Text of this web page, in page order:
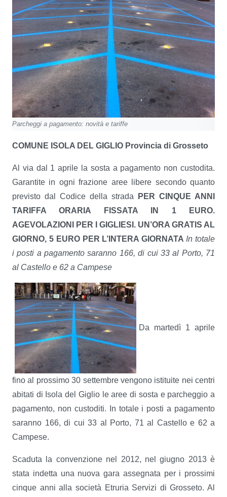
Parcheggi a pagamento: novità e tariffe
COMUNE ISOLA DEL GIGLIO Provincia di Grosseto
Al via dal 1 aprile la sosta a pagamento non custodita.
Garantite in ogni frazione aree libere secondo quanto
previsto dal Codice della strada
PER CINQUE ANNI
TARIFFA ORARIA FISSATA IN 1 EURO.
AGEVOLAZIONI PER I GIGLIESI. UN’ORA GRATIS AL
GIORNO, 5 EURO PER L’INTERA GIORNATA In totale
i posti a pagamento saranno 166, di cui 33 al Porto, 71
al Castello e 62 a Campese
Da martedì 1 aprile
fino al prossimo 30 settembre vengono istituite nei centri
abitati di Isola del Giglio le aree di sosta e parcheggio a
pagamento, non custoditi. In totale i posti a pagamento
saranno 166, di cui 33 al Porto, 71 al Castello e 62 a
Campese.
Scaduta la convenzione nel 2012, nel giugno 2013 è
stata indetta una nuova gara assegnata per i prossimi
cinque anni alla società Etruria Servizi di Grosseto. Al